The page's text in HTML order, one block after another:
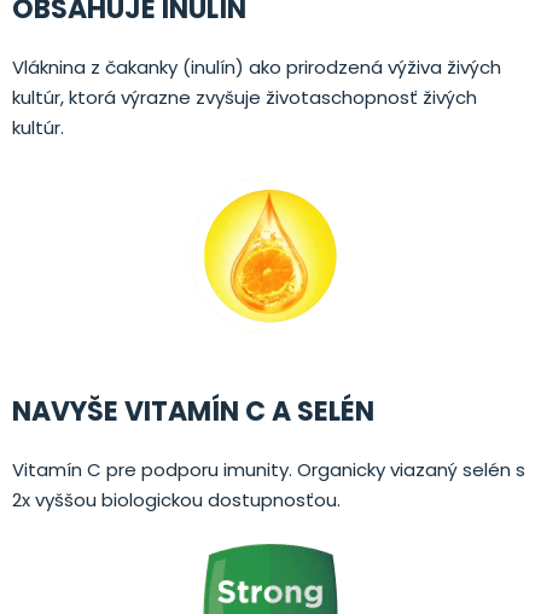
OBSAHUJE INULÍN
Vláknina z čakanky (inulín) ako prirodzená výživa živých
kultúr, ktorá výrazne zvyšuje životaschopnosť živých
kultúr.
NAVYŠE VITAMÍN C A SELÉN
Vitamín C pre podporu imunity. Organicky viazaný selén s
2x vyššou biologickou dostupnosťou.